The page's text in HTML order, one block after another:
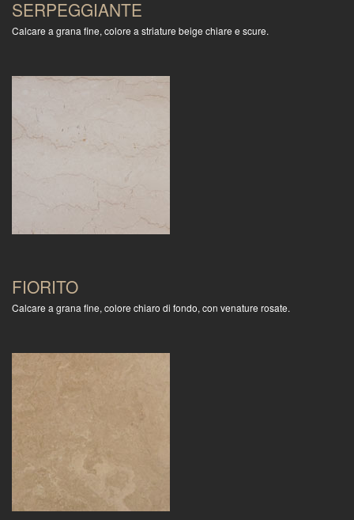
SERPEGGIANTE
Calcare a grana fine, colore a striature beige chiare e scure.
FIORITO
Calcare a grana fine, colore chiaro di fondo, con venature rosate.